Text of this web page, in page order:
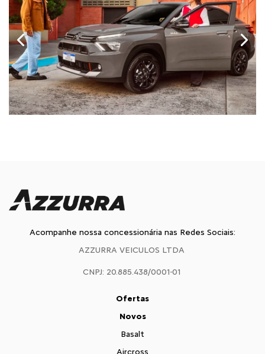
Anterior
Acompanhe nossa concessionária nas Redes Sociais:
AZZURRA VEICULOS LTDA
CNPJ: 20.885.438/0001-01
Ofertas
Novos
Basalt
Aircross